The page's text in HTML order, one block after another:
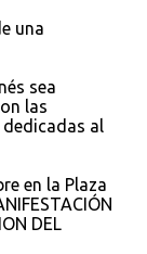
una
sea
las
al
en la Plaza
DEL